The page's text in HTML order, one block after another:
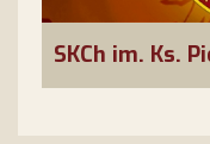
SKCh im. Ks.